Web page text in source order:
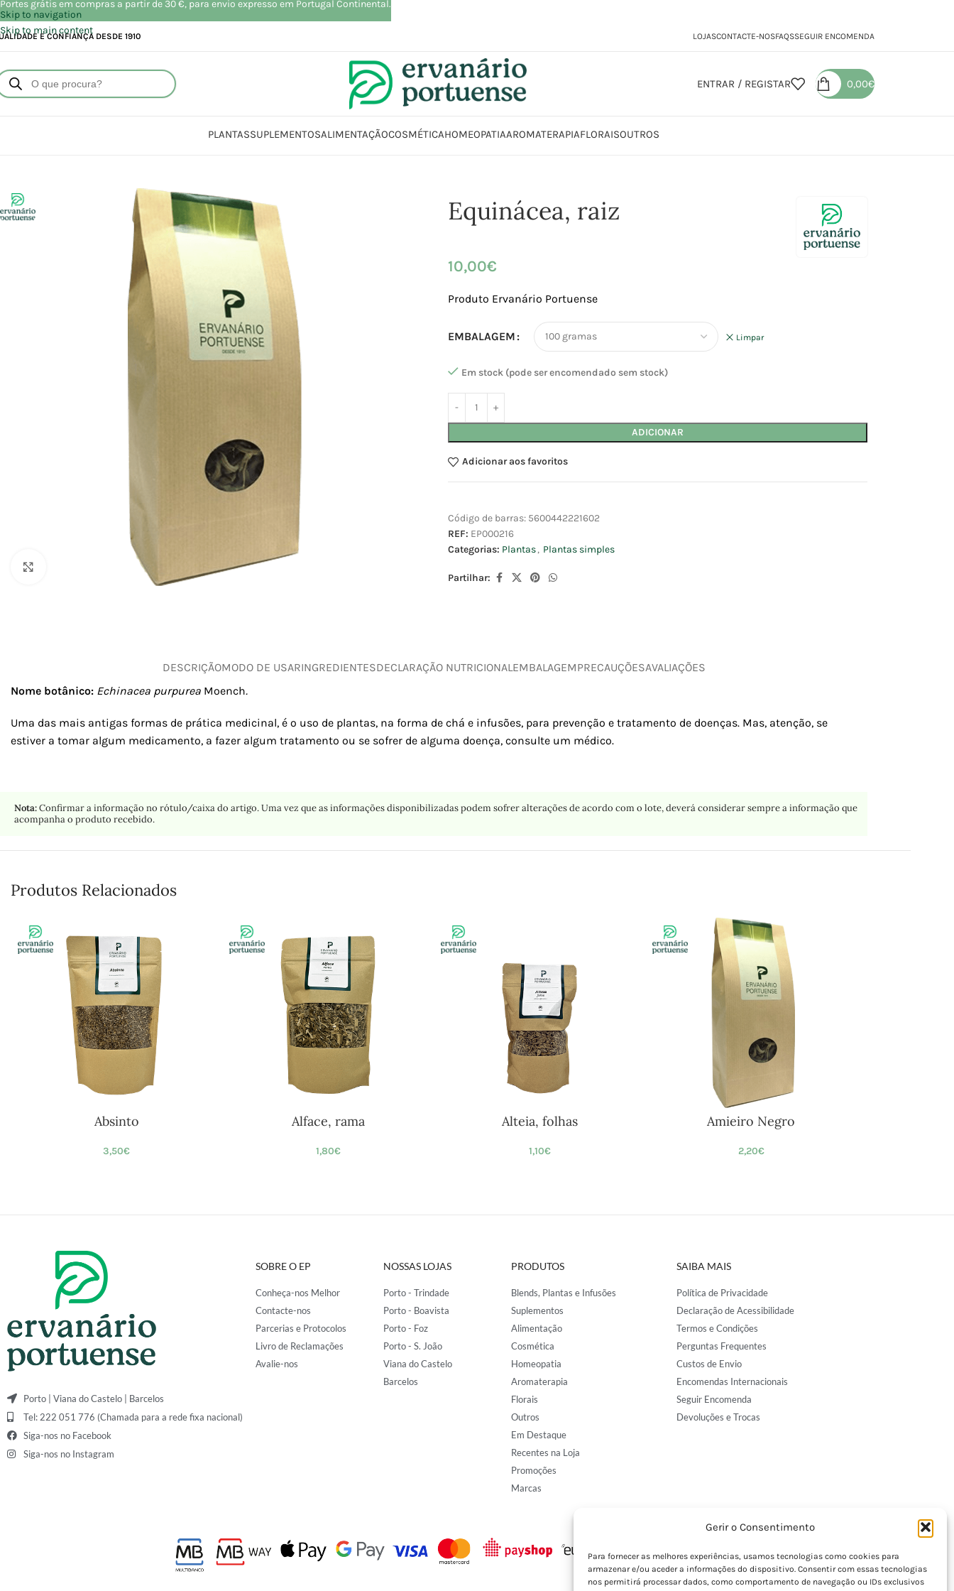
Gerir o Consentimento
Para fornecer as melhores experiências, usamos tecnologias como cookies para
armazenar e/ou aceder a informações do dispositivo. Consentir com essas tecnologias
nos permitirá processar dados, como comportamento de navegação ou IDs exclusivos
Skip to navigation
Skip to main content
E CONFIANÇA DESDE 1910 LOJASCONTACTE-NOSFAQSSEGUIR ENCOMENDA
ENTRAR / REGISTAR 0,00€
PLANTASSUPLEMENTOSALIMENTAÇÃOCOSMÉTICAHOMEOPATIAAROMATERAPIAFLORAISOUTROS
Equinácea, raiz
10,00€
Produto Ervanário Portuense
EMBALAGEM Limpar
Em stock (pode ser encomendado sem stock)
ADICIONAR
Adicionar aos favoritos
Código de barras: 5600442221602
REF: EP000216
Categorias: Plantas, Plantas simples
Partilhar:
DESCRIÇÃOMODO DE USARINGREDIENTESDECLARAÇÃO NUTRICIONAL EMBALAGEMPRECAUÇÕESAVALIAÇÕES
Nome botânico: Echinacea purpurea Moench.
Uma das mais antigas formas de prática medicinal, é o uso de plantas, na forma de chá e infusões, para prevenção e tratamento de doenças. Mas, atenção, se
estiver a tomar algum medicamento, a fazer algum tratamento ou se sofrer de alguma doença, consulte um médico.
Nota:Confirmar a informação no rótulo/caixa do artigo. Uma vez que as informações disponibilizadas podem sofrer alterações de acordo com o lote, deverá considerar sempre a informação que
acompanha o produto recebido.
Produtos Relacionados
Absinto
3,50€
Alface, rama
1,80€
Alteia, folhas
1,10€
Amieiro Negro
2,20€
Porto | Viana do Castelo | Barcelos
Tel: 222 051 776 (Chamada para a rede fixa nacional)
Siga-nos no Facebook
Siga-nos no Instagram
SOBRE O EP
Conheça-nos Melhor
Contacte-nos
Parcerias e Protocolos
Livro de Reclamações
Avalie-nos
NOSSAS LOJAS
Porto - Trindade
Porto - Boavista
Porto - Foz
Porto - S. João
Viana do Castelo
Barcelos
PRODUTOS
Blends, Plantas e Infusões
Suplementos
Alimentação
Cosmética
Homeopatia
Aromaterapia
Florais
Outros
Em Destaque
Recentes na Loja
Promoções
Marcas
SAIBA MAIS
Política de Privacidade
Declaração de Acessibilidade
Termos e Condições
Perguntas Frequentes
Custos de Envio
Encomendas Internacionais
Seguir Encomenda
Devoluções e Trocas
Portes grátis em compras a partir de 30 €, para envio expresso em Portugal Continental.